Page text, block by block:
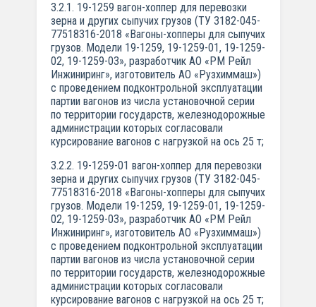
3.2.1. 19-1259 вагон-хоппер для перевозки
зерна и других сыпучих грузов (ТУ 3182-045-
77518316-2018 «Вагоны-хопперы для сыпучих
грузов. Модели 19-1259, 19-1259-01, 19-1259-
02, 19-1259-03», разработчик АО «РМ Рейл
Инжиниринг», изготовитель АО «Рузхиммаш»)
с проведением подконтрольной эксплуатации
партии вагонов из числа установочной серии
по территории государств, железнодорожные
администрации которых согласовали
курсирование вагонов с нагрузкой на ось 25 т;
3.2.2. 19-1259-01 вагон-хоппер для перевозки
зерна и других сыпучих грузов (ТУ 3182-045-
77518316-2018 «Вагоны-хопперы для сыпучих
грузов. Модели 19-1259, 19-1259-01, 19-1259-
02, 19-1259-03», разработчик АО «РМ Рейл
Инжиниринг», изготовитель АО «Рузхиммаш»)
с проведением подконтрольной эксплуатации
партии вагонов из числа установочной серии
по территории государств, железнодорожные
администрации которых согласовали
курсирование вагонов с нагрузкой на ось 25 т;